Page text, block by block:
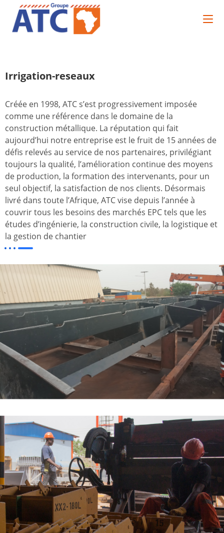
Irrigation-reseaux
Créée en 1998, ATC s’est progressivement imposée
comme une référence dans le domaine de la
construction métallique. La réputation qui fait
aujourd’hui notre entreprise est le fruit de 15 années de
défis relevés au service de nos partenaires, privilégiant
toujours la qualité, l’amélioration continue des moyens
de production, la formation des intervenants, pour un
seul objectif, la satisfaction de nos clients. Désormais
livré dans toute l’Afrique, ATC vise depuis l’année à
couvrir tous les besoins des marchés EPC tels que les
études d’ingénierie, la construction civile, la logistique et
la gestion de chantier